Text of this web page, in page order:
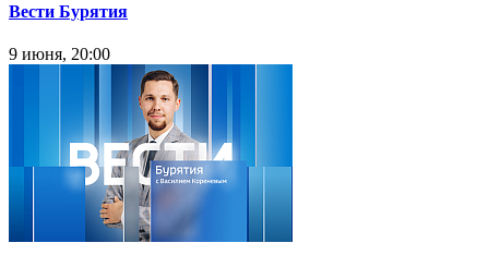
Вести Бурятия
9 июня, 20:00